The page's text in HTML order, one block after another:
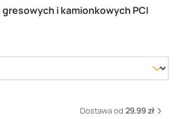
gresowych i kamionkowych PCI
Dostawa od 29.99 zł